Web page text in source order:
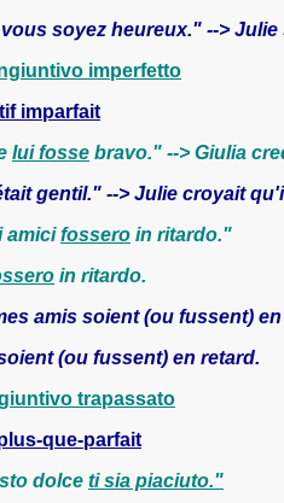
soyez heureux." -->
imperfetto
imparfait
lui fosse bravo." --> Giulia
gentil." --> Julie croyait
amicifossero in ritardo."
in ritardo.
amis soient (ou fussent)
(ou fussent) en retard.
trapassato
que-parfait
dolce ti sia piaciuto."